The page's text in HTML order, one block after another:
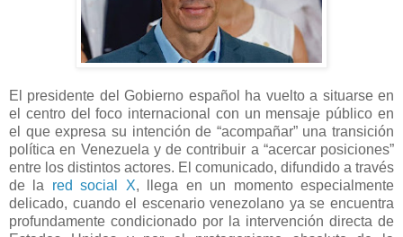
El presidente del Gobierno español ha vuelto a situarse en
el centro del foco internacional con un mensaje público en
el que expresa su intención de “acompañar” una transición
política en Venezuela y de contribuir a “acercar posiciones”
entre los distintos actores. El comunicado, difundido a través
de la red social X, llega en un momento especialmente
delicado, cuando el escenario venezolano ya se encuentra
profundamente condicionado por la intervención directa de